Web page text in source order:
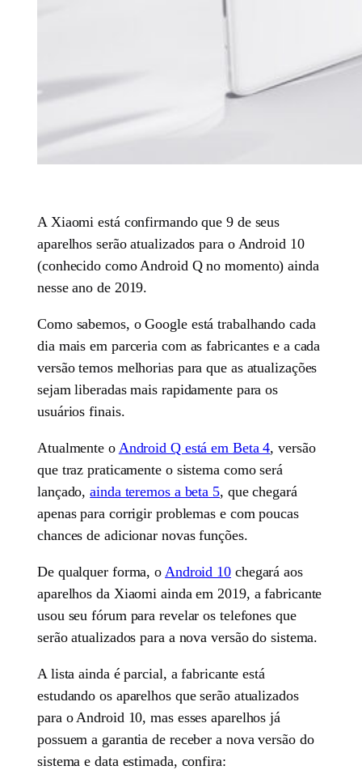
A Xiaomi está confirmando que 9 de seus
aparelhos serão atualizados para o Android 10
(conhecido como Android Q no momento) ainda
nesse ano de 2019.
Como sabemos, o Google está trabalhando cada
dia mais em parceria com as fabricantes e a cada
versão temos melhorias para que as atualizações
sejam liberadas mais rapidamente para os
usuários finais.
Atualmente o Android Q está em Beta 4, versão
que traz praticamente o sistema como será
lançado,ainda teremos a beta 5, que chegará
apenas para corrigir problemas e com poucas
chances de adicionar novas funções.
De qualquer forma, o Android 10 chegará aos
aparelhos da Xiaomi ainda em 2019, a fabricante
usou seu fórum para revelar os telefones que
serão atualizados para a nova versão do sistema.
A lista ainda é parcial, a fabricante está
estudando os aparelhos que serão atualizados
para o Android 10, mas esses aparelhos já
possuem a garantia de receber a nova versão do
sistema e data estimada, confira: